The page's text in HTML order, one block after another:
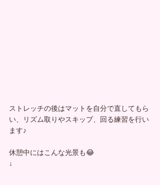
ストレッチの後はマットを自分で直してもら
い、リズム取りやスキップ、回る練習を行い
ます♪
休憩中にはこんな光景も😂
↓